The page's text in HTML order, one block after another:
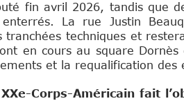
fin avril 2026, tandis que
La rue Justin
techniques et
en cours au square
et la requalification des
Corps-Américain fait